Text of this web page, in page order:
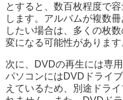
とすると、数百枚程度で
します。アルバムが複数
したい場合は、多くの枚
変になる可能性があります
次に、DVDの再生には専
パソコンにはDVDドライ
えているため、別途ドラ